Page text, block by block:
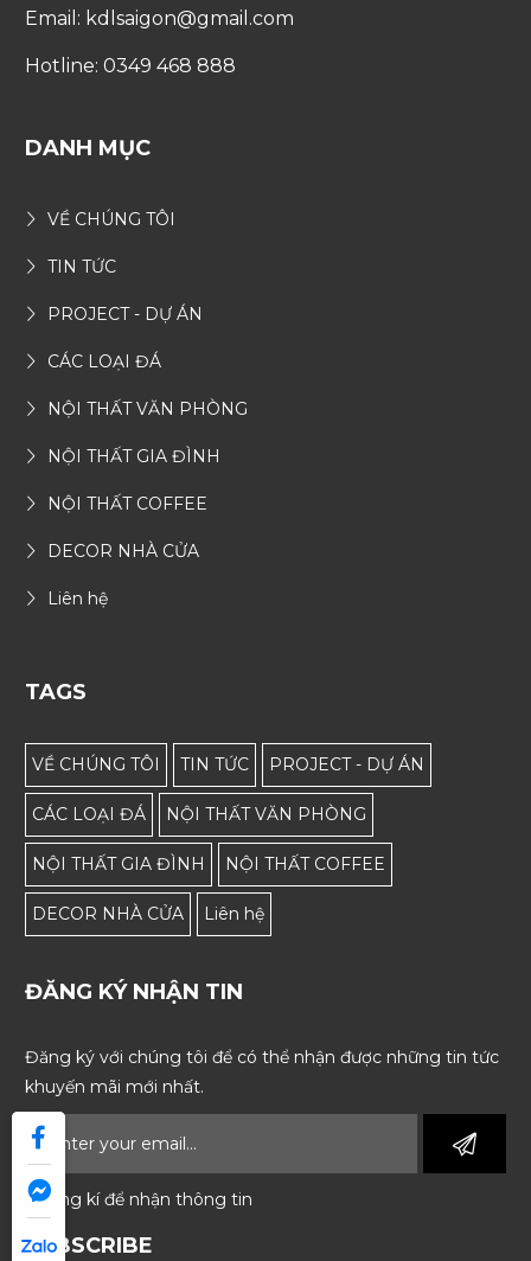
Email: kdlsaigon@gmail.com
Hotline: 0349 468 888
DANH MỤC
VỀ CHÚNG TÔI
TIN TỨC
PROJECT - DỰ ÁN
CÁC LOẠI ĐÁ
NỘI THẤT VĂN PHÒNG
NỘI THẤT GIA ĐÌNH
NỘI THẤT COFFEE
DECOR NHÀ CỬA
Liên hệ
TAGS
VỀ CHÚNG TÔI TIN TỨC PROJECT - DỰ ÁN
CÁC LOẠI ĐÁ NỘI THẤT VĂN PHÒNG
NỘI THẤT GIA ĐÌNH NỘI THẤT COFFEE
DECOR NHÀ CỬA Liên hệ
ĐĂNG KÝ NHẬN TIN
Đăng ký với chúng tôi để có thể nhận được những tin tức
khuyến mãi mới nhất.
* Đăng kí để nhận thông tin
SUBSCRIBE